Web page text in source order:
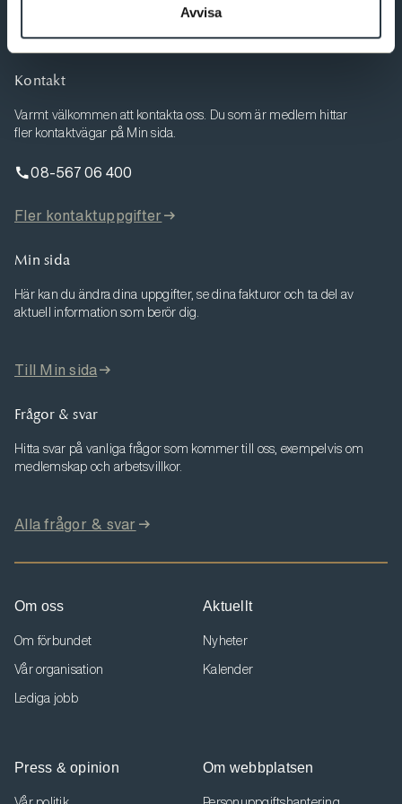
Avvisa
Kontakt
Varmt välkommen att kontakta oss. Du som är medlem hittar
fler kontaktvägar på Min sida.
08-567 06 400
Fler kontaktuppgifter
Min sida
Här kan du ändra dina uppgifter, se dina fakturor och ta del av
aktuell information som berör dig.
Till Min sida
Frågor & svar
Hitta svar på vanliga frågor som kommer till oss, exempelvis om
medlemskap och arbetsvillkor.
Alla frågor & svar
Om oss
Om förbundet
Vår organisation
Lediga jobb
Aktuellt
Nyheter
Kalender
Press & opinion Om webbplatsen